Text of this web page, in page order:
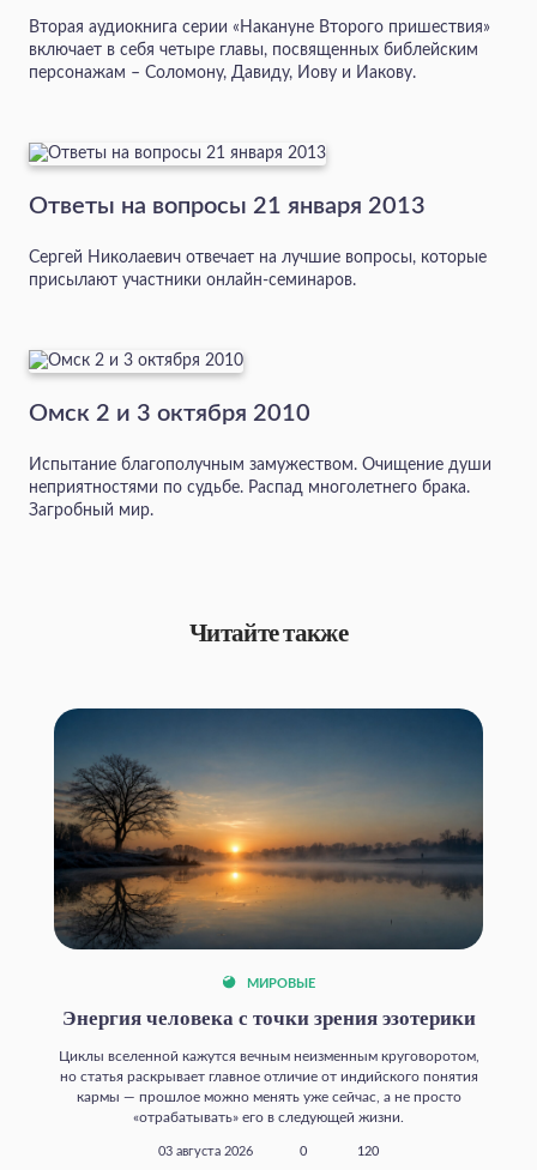
Вторая аудиокнига серии «Накануне Второго пришествия»
включает в себя четыре главы, посвященных библейским
персонажам – Соломону, Давиду, Иову и Иакову.
Ответы на вопросы 21 января 2013
Сергей Николаевич отвечает на лучшие вопросы, которые
присылают участники онлайн-семинаров.
Омск 2 и 3 октября 2010
Испытание благополучным замужеством. Очищение души
неприятностями по судьбе. Распад многолетнего брака.
Загробный мир.
Читайте также
МИРОВЫЕ
Энергия человека с точки зрения эзотерики
Циклы вселенной кажутся вечным неизменным круговоротом,
но статья раскрывает главное отличие от индийского понятия
кармы — прошлое можно менять уже сейчас, а не просто
«отрабатывать» его в следующей жизни.
03 августа 2026 0 120